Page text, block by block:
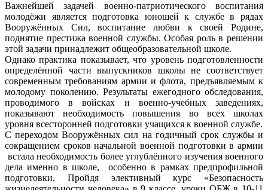
Важнейшей задачей военно-патриотического воспитания
молодёжи является подготовка юношей к службе в рядах
Вооружённых Сил, воспитание любви к своей Родине,
поднятие престижа военной службы. Особая роль в решении
этой задачи принадлежит общеобразовательной школе.
Однако практика показывает, что уровень подготовленности
определённой части выпускников школы не соответствует
современным требованиям армии и флота, предъявляемым к
молодому поколению. Результаты ежегодного обследования,
проводимого в войсках и военно-учебных заведениях,
показывают необходимость повышения во всех школах
уровня всесторонней подготовки учащихся к военной службе.
С переходом Вооружённых сил на годичный срок службы и
сокращением сроков начальной военной подготовки в армии
встала необходимость более углублённого изучения военного
дела именно в школе, особенно в рамках предпрофильной
подготовки. Пройдя элективный курс «Безопасность